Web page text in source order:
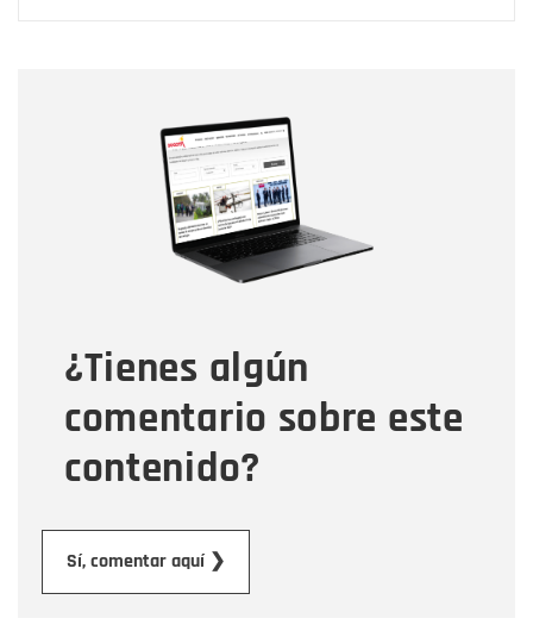
¿Tienes algún
comentario sobre este
contenido?
Sí, comentar aquí ❯
Correo electrónico
Tipo de comentario
Mensaje